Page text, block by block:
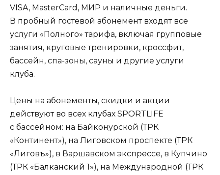
VISA, MasterCard, МИР и наличные деньги.
В пробный гостевой абонемент входят все
услуги «Полного» тарифа, включая групповые
занятия, круговые тренировки, кроссфит,
бассейн, спа-зоны, сауны и другие услуги
клуба.
Цены на абонементы, скидки и акции
действуют во всех клубах SPORTLIFE
с бассейном: на Байконурской (ТРК
«Континент»), на Лиговском проспекте (ТРК
«Лиговъ»), в Варшавском экспрессе, в Купчино
(ТРК «Балканский 1»), на Международной (ТРК